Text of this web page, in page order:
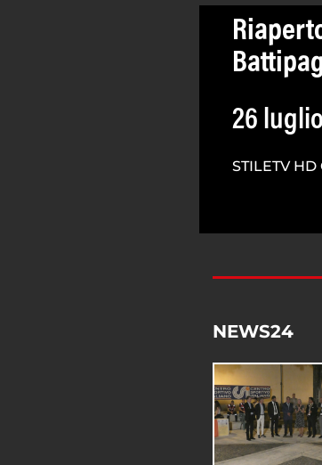
26
STILETV HD
NEWS24